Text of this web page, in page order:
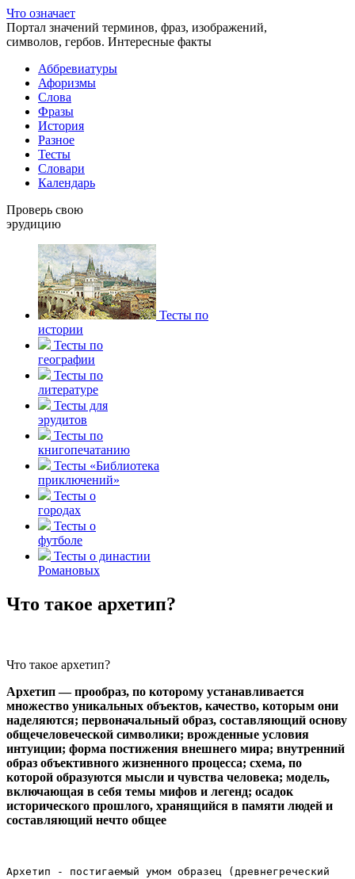
Что означает
Портал значений терминов, фраз, изображений,
символов, гербов. Интересные факты
Аббревиатуры
Афоризмы
Слова
Фразы
История
Разное
Тесты
Словари
Календарь
Проверь свою
эрудицию
Тесты по
истории
Тесты по
географии
Тесты по
литературе
Тесты для
эрудитов
Тесты по
книгопечатанию
Тесты «Библиотека
приключений»
Тесты о
городах
Тесты о
футболе
Тесты о династии
Романовых
Что такое архетип?
Что такое архетип?
Архетип — прообраз, по которому устанавливается
множество уникальных объектов, качество, которым они
наделяются; первоначальный образ, составляющий основу
общечеловеческой символики; врожденные условия
интуиции; форма постижения внешнего мира; внутренний
образ объективного жизненного процесса; схема, по
которой образуются мысли и чувства человека; модель,
включающая в себя темы мифов и легенд; осадок
исторического прошлого, хранящийся в памяти людей и
составляющий нечто общее
Архетип - постигаемый умом образец (древнегреческий